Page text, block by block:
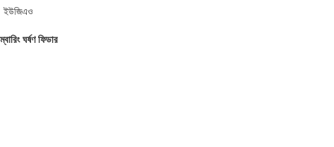
ইউজিএও
ঘর্ষণ ফিডার